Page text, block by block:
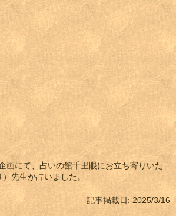
画にて、占いの館千里眼にお立ち寄りいた
先生が占いました。
記事掲載日: 2025/3/16